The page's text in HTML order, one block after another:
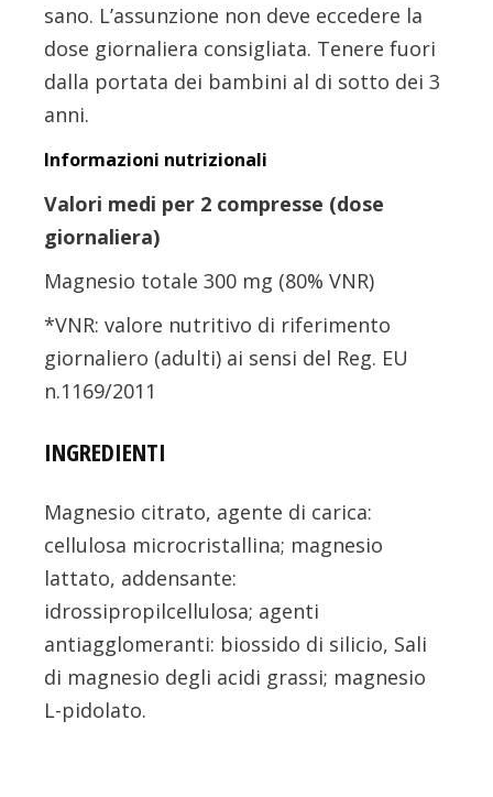
sano. L’assunzione non deve eccedere la
dose giornaliera consigliata. Tenere fuori
dalla portata dei bambini al di sotto dei 3
anni.
Informazioni nutrizionali
Valori medi per 2 compresse (dose
giornaliera)
Magnesio totale 300 mg (80% VNR)
*VNR: valore nutritivo di riferimento
giornaliero (adulti) ai sensi del Reg. EU
n.1169/2011
INGREDIENTI
Magnesio citrato, agente di carica:
cellulosa microcristallina; magnesio
lattato, addensante:
idrossipropilcellulosa; agenti
antiagglomeranti: biossido di silicio, Sali
di magnesio degli acidi grassi; magnesio
L-pidolato.